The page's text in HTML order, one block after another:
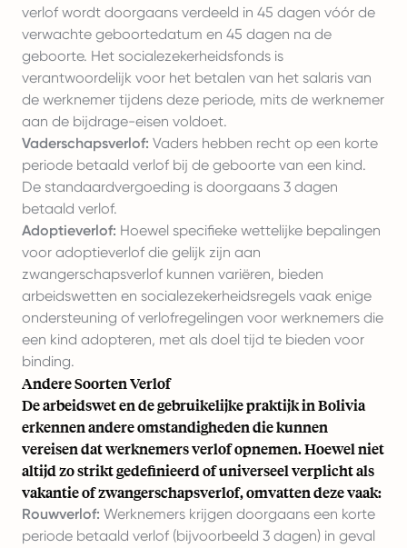
verlof wordt doorgaans verdeeld in 45 dagen vóór de
verwachte geboortedatum en 45 dagen na de
geboorte. Het socialezekerheidsfonds is
verantwoordelijk voor het betalen van het salaris van
de werknemer tijdens deze periode, mits de werknemer
aan de bijdrage-eisen voldoet.
Vaderschapsverlof: Vaders hebben recht op een korte
periode betaald verlof bij de geboorte van een kind.
De standaardvergoeding is doorgaans 3 dagen
betaald verlof.
Adoptieverlof: Hoewel specifieke wettelijke bepalingen
voor adoptieverlof die gelijk zijn aan
zwangerschapsverlof kunnen variëren, bieden
arbeidswetten en socialezekerheidsregels vaak enige
ondersteuning of verlofregelingen voor werknemers die
een kind adopteren, met als doel tijd te bieden voor
binding.
Andere Soorten Verlof
De arbeidswet en de gebruikelijke praktijk in Bolivia
erkennen andere omstandigheden die kunnen
vereisen dat werknemers verlof opnemen. Hoewel niet
altijd zo strikt gedefinieerd of universeel verplicht als
vakantie of zwangerschapsverlof, omvatten deze vaak:
Rouwverlof: Werknemers krijgen doorgaans een korte
periode betaald verlof (bijvoorbeeld 3 dagen) in geval